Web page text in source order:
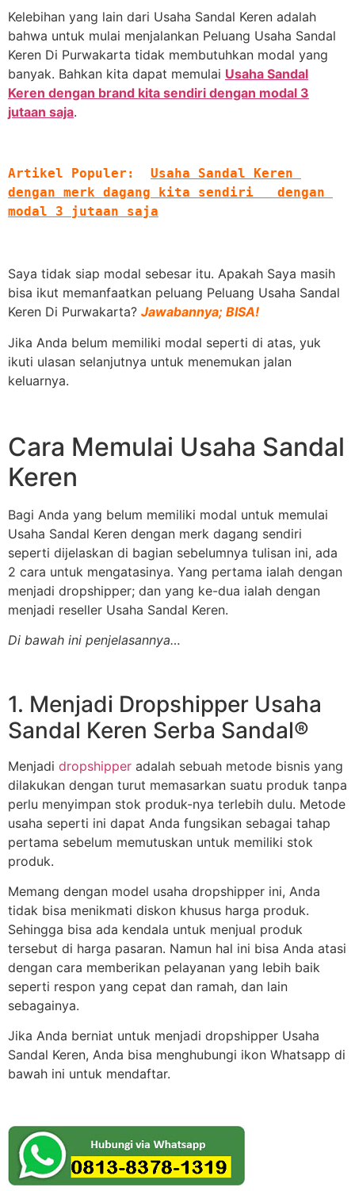
Kelebihan yang lain dari Usaha Sandal Keren adalah
bahwa untuk mulai menjalankan Peluang Usaha Sandal
Keren Di Purwakarta tidak membutuhkan modal yang
banyak. Bahkan kita dapat memulai Usaha Sandal
Keren dengan brand kita sendiri dengan modal 3
jutaan saja.
Artikel Populer:
Usaha Sandal Keren
dengan merk dagang kita sendiri   dengan
modal 3 jutaan saja
Saya tidak siap modal sebesar itu. Apakah Saya masih
bisa ikut memanfaatkan peluang Peluang Usaha Sandal
Keren Di Purwakarta? Jawabannya; BISA!
Jika Anda belum memiliki modal seperti di atas, yuk
ikuti ulasan selanjutnya untuk menemukan jalan
keluarnya.
Cara Memulai Usaha Sandal
Keren
Bagi Anda yang belum memiliki modal untuk memulai
Usaha Sandal Keren dengan merk dagang sendiri
seperti dijelaskan di bagian sebelumnya tulisan ini, ada
2 cara untuk mengatasinya. Yang pertama ialah dengan
menjadi dropshipper; dan yang ke-dua ialah dengan
menjadi reseller Usaha Sandal Keren.
Di bawah ini penjelasannya…
1. Menjadi Dropshipper Usaha
Sandal Keren Serba Sandal®
Menjadi dropshipper adalah sebuah metode bisnis yang
dilakukan dengan turut memasarkan suatu produk tanpa
perlu menyimpan stok produk-nya terlebih dulu. Metode
usaha seperti ini dapat Anda fungsikan sebagai tahap
pertama sebelum memutuskan untuk memiliki stok
produk.
Memang dengan model usaha dropshipper ini, Anda
tidak bisa menikmati diskon khusus harga produk.
Sehingga bisa ada kendala untuk menjual produk
tersebut di harga pasaran. Namun hal ini bisa Anda atasi
dengan cara memberikan pelayanan yang lebih baik
seperti respon yang cepat dan ramah, dan lain
sebagainya.
Jika Anda berniat untuk menjadi dropshipper Usaha
Sandal Keren, Anda bisa menghubungi ikon Whatsapp di
bawah ini untuk mendaftar.